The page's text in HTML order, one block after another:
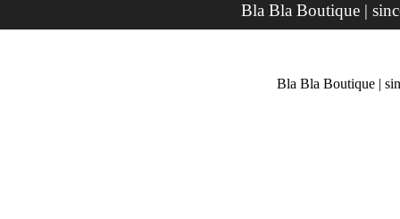
Bla Bla Boutique |
Bla Bla Boutique |